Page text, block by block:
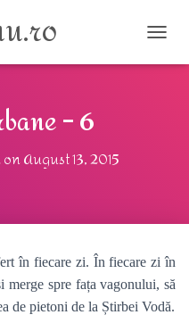
– 6
onAugust 13, 2015
în fiecare zi. În fiecare zi în
spre fața vagonului, să
de pietoni de la Știrbei Vodă.